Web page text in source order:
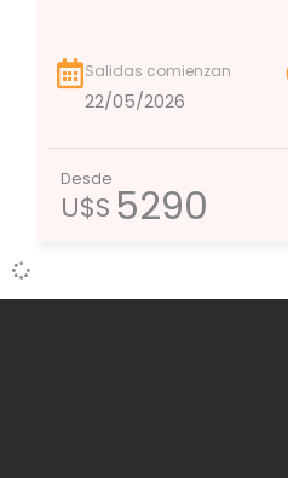
Salidas comienzan
22/05/2026
Desde
U$S 5290